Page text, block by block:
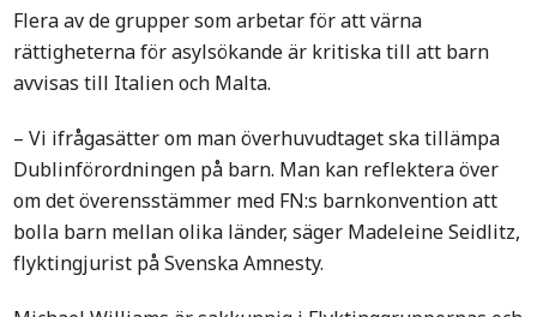
Flera av de grupper som arbetar för att värna
rättigheterna för asylsökande är kritiska till att barn
avvisas till Italien och Malta.
– Vi ifrågasätter om man överhuvudtaget ska tillämpa
Dublinförordningen på barn. Man kan reflektera över
om det överensstämmer med FN:s barnkonvention att
bolla barn mellan olika länder, säger Madeleine Seidlitz,
flyktingjurist på Svenska Amnesty.